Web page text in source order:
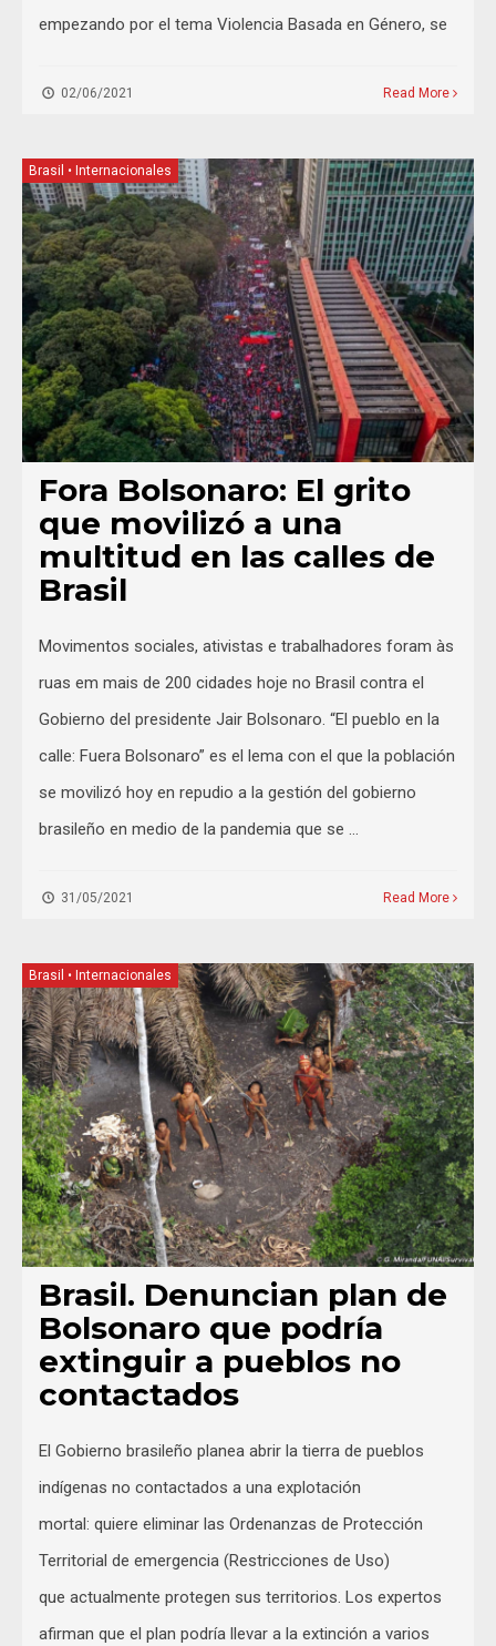
empezando por el tema Violencia Basada en Género, se
02/06/2021 Read More
Brasil • Internacionales
Fora Bolsonaro: El grito
que movilizó a una
multitud en las calles de
Brasil
Movimentos sociales, ativistas e trabalhadores foram às
ruas em mais de 200 cidades hoje no Brasil contra el
Gobierno del presidente Jair Bolsonaro. “El pueblo en la
calle: Fuera Bolsonaro” es el lema con el que la población
se movilizó hoy en repudio a la gestión del gobierno
brasileño en medio de la pandemia que se …
31/05/2021 Read More
Brasil • Internacionales
Brasil. Denuncian plan de
Bolsonaro que podría
extinguir a pueblos no
contactados
El Gobierno brasileño planea abrir la tierra de pueblos
indígenas no contactados a una explotación
mortal: quiere eliminar las Ordenanzas de Protección
Territorial de emergencia (Restricciones de Uso)
que actualmente protegen sus territorios. Los expertos
afirman que el plan podría llevar a la extinción a varios